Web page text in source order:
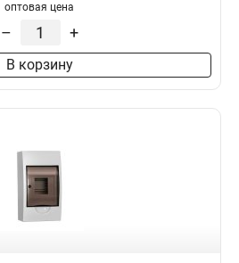
оптовая цена
– +
В корзину